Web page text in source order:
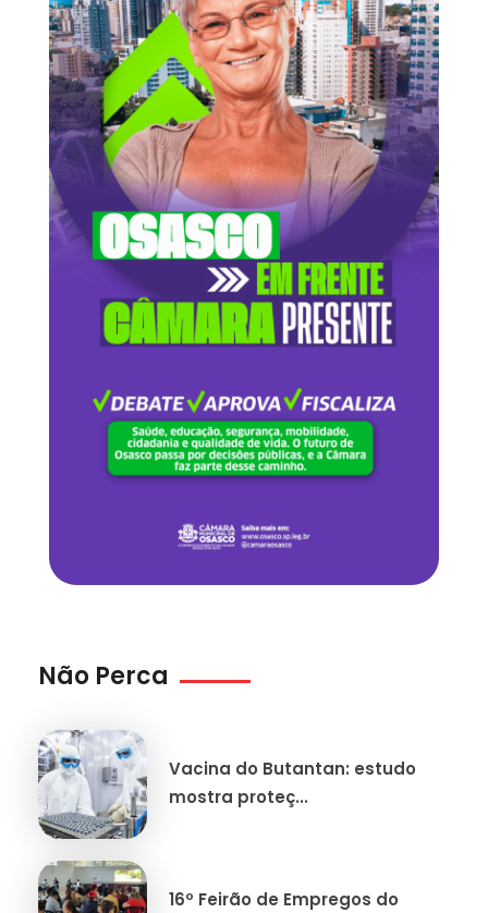
Não Perca
Vacina do Butantan: estudo
mostra proteç...
16º Feirão de Empregos do